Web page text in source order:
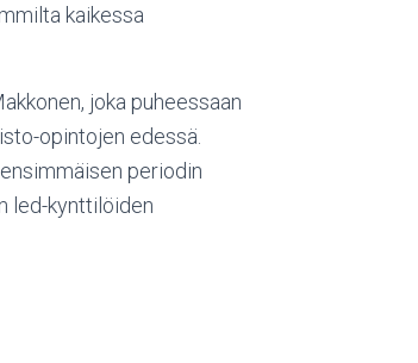
kaikessa
joka puheessaan
opintojen edessä.
periodin
led-kynttilöiden